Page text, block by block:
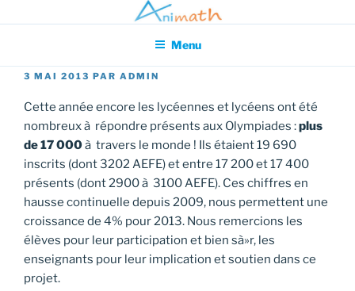
au
principal
Association pour l'Animation en Mathématiques
Menu
PUBLIÉ
3 MAI 2013 PAR ADMIN
Cette année encore les lycéennes et lycéens ont été
nombreux à répondre présents aux Olympiades :plus
de 17 000à travers le monde ! Ils étaient 19 690
inscrits (dont 3202 AEFE) et entre 17 200 et 17 400
présents (dont 2900 à 3100 AEFE). Ces chiffres en
hausse continuelle depuis 2009, nous permettent une
croissance de 4% pour 2013. Nous remercions les
élèves pour leur participation et bien sà»r, les
enseignants pour leur implication et soutien dans ce
projet.